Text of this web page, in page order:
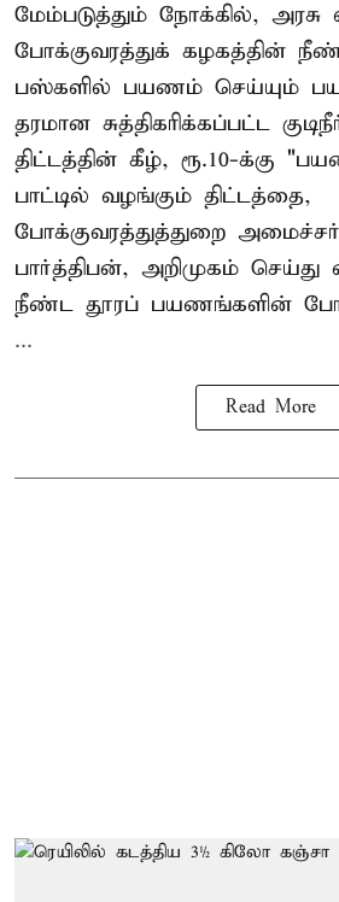
மேம்படுத்தும் நோக்கில், அரசு
போக்குவரத்துக் கழகத்தின்
பஸ்களில் பயணம் செய்யும்
தரமான சுத்திகரிக்கப்பட்ட
திட்டத்தின் கீழ், ரூ.10-க்கு
பாட்டில் வழங்கும் திட்டத்தை,
போக்குவரத்துத்துறை
பார்த்திபன், அறிமுகம் செய்து
நீண்ட தூரப் பயணங்களின்
...
Read More